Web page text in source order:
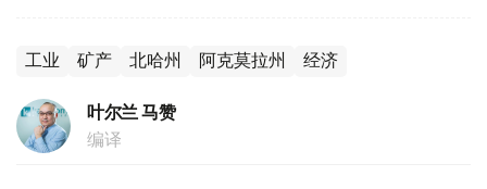
工业 矿产 北哈州 阿克莫拉州 经济
叶尔兰 马赞
编译